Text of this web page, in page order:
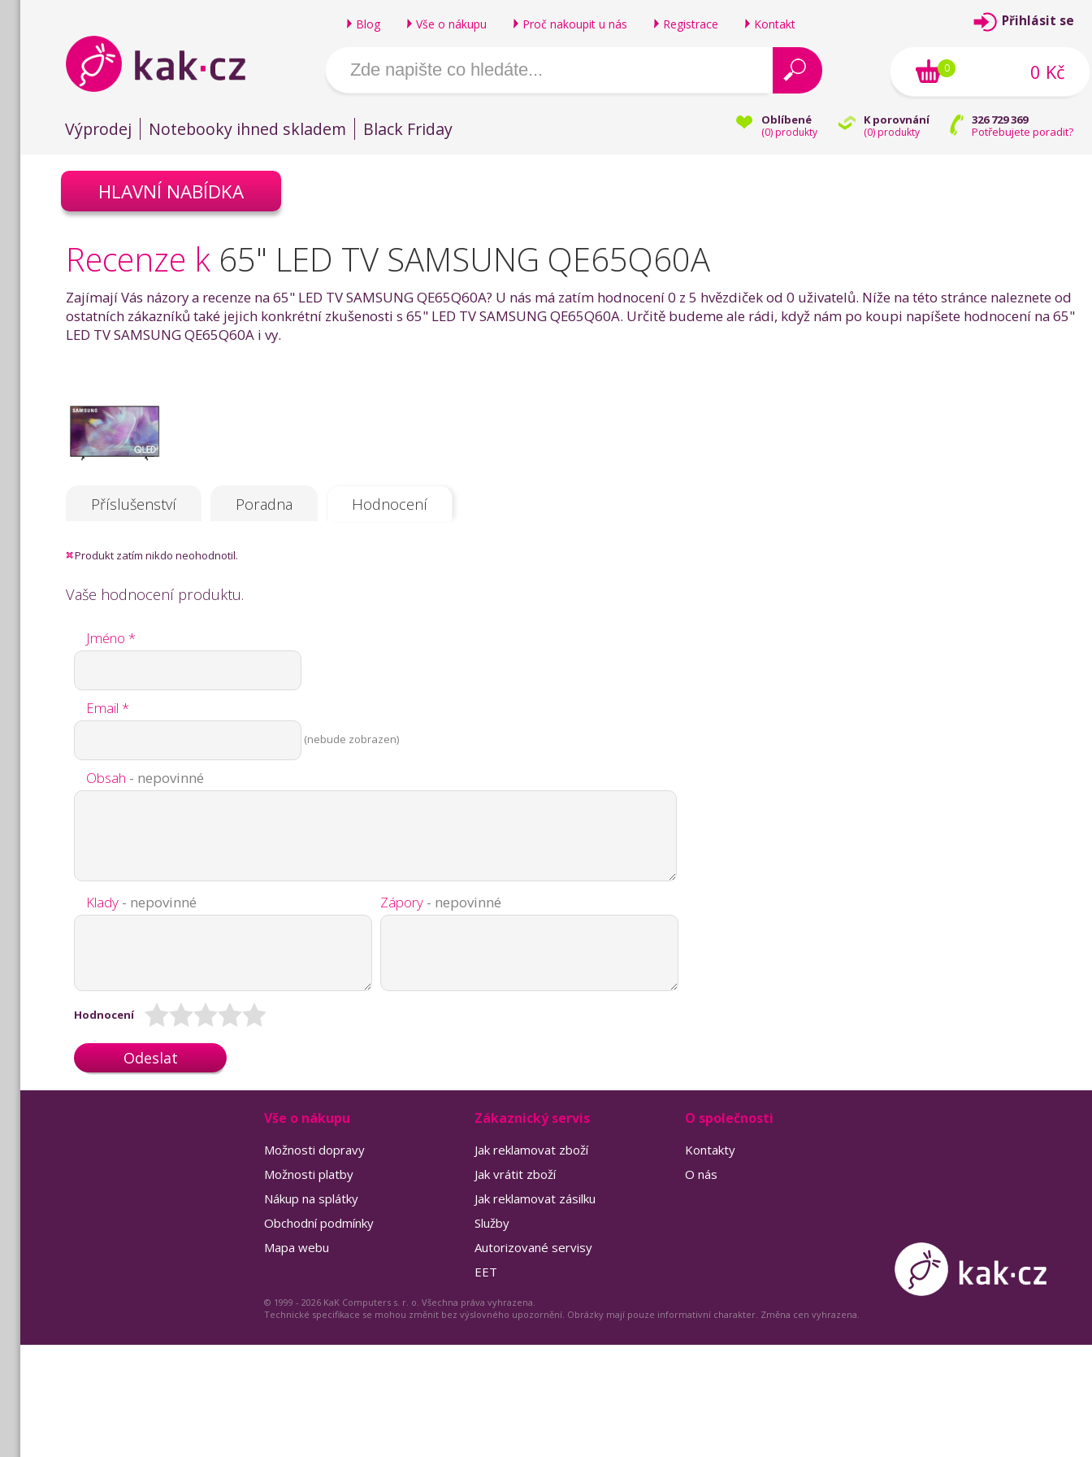
Blog Vše o nákupu Proč nakoupit u nás Registrace Kontakt
Oblíbené
(0) produkty
K porovnání
(0) produkty
326 729 369
Potřebujete poradit?
Výprodej Notebooky ihned skladem Black Friday
Přihlásit se
0 Kč
0
HLAVNÍ NABÍDKA
Recenze k 65" LED TV SAMSUNG QE65Q60A
Zajímají Vás názory a recenze na 65" LED TV SAMSUNG QE65Q60A? U nás má zatím hodnocení 0 z 5 hvězdiček od 0 uživatelů. Níže na této stránce naleznete od
ostatních zákazníků také jejich konkrétní zkušenosti s 65" LED TV SAMSUNG QE65Q60A. Určitě budeme ale rádi, když nám po koupi napíšete hodnocení na 65"
LED TV SAMSUNG QE65Q60A i vy.
Příslušenství Poradna Hodnocení
Produkt zatím nikdo neohodnotil.
Vaše hodnocení produktu.
Jméno *
Email *
(nebude zobrazen)
Obsah - nepovinné
Klady - nepovinné Zápory - nepovinné
Hodnocení
Odeslat
Vše o nákupu
Možnosti dopravy
Možnosti platby
Nákup na splátky
Obchodní podmínky
Mapa webu
Zákaznický servis
Jak reklamovat zboží
Jak vrátit zboží
Jak reklamovat zásilku
Služby
Autorizované servisy
EET
O společnosti
Kontakty
O nás
© 1999 - 2026 KaK Computers s. r. o. Všechna práva vyhrazena.
Technické specifikace se mohou změnit bez výslovného upozornění. Obrázky mají pouze informativní charakter. Změna cen vyhrazena.